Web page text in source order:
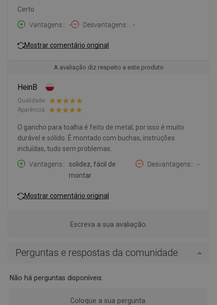
Certo
Vantagens:
- Desvantagens: -
Mostrar comentário original
A avaliação diz respeito a este produto
HeinB
Qualidade:
Aparência:
O gancho para toalha é feito de metal, por isso é muito
durável e sólido. É montado com buchas, instruções
incluídas, tudo sem problemas.
Vantagens:
solidez, fácil de
montar
Desvantagens: -
Mostrar comentário original
Escreva a sua avaliação.
Perguntas e respostas da comunidade
Não há perguntas disponíveis.
Coloque a sua pergunta.